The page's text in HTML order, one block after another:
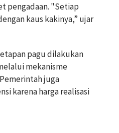
pengadaan. "Setiap
kaus kakinya,” ujar
pagu dilakukan
mekanisme
juga
karena harga realisasi